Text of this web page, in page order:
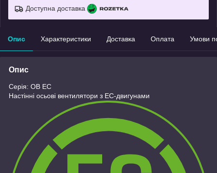
Доступна доставка
Опис Характеристики Доставка Оплата Умови
Опис
Серія: ОВ ЕС
Настінні осьові вентилятори з EC-двигунами